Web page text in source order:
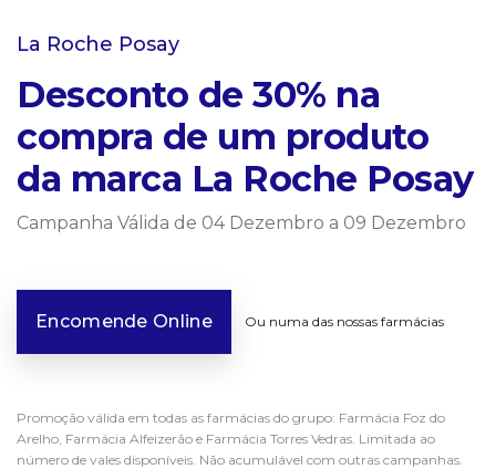
La Roche Posay
Desconto de 30% na
compra de um produto
da marca La Roche Posay
Campanha Válida de 04 Dezembro a 09 Dezembro
Encomende Online Ou numa das nossas farmácias
Promoção válida em todas as farmácias do grupo: Farmácia Foz do
Arelho, Farmácia Alfeizerão e Farmácia Torres Vedras. Limitada ao
número de vales disponíveis. Não acumulável com outras campanhas.